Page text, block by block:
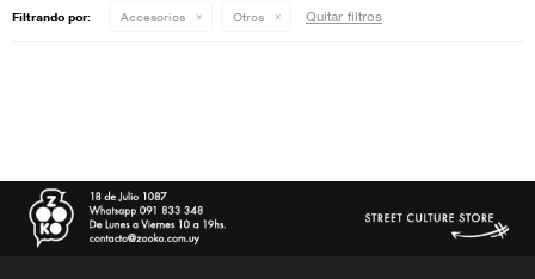
Filtrando por: Accesorios Otros Quitar filtros